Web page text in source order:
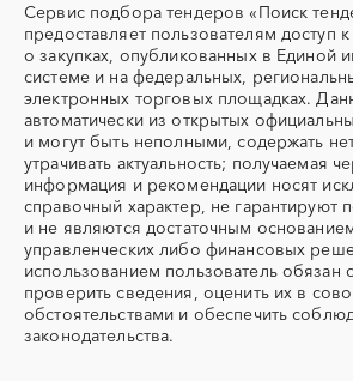
ТЭН
(Теплоэлектронагреватель)
УДС
УКПГ
ЯТЭК
Аварийные работы
Авиационные работы
Автобус
Автогрейдер
Автоматизация
Автомобильные весы
Автотранспорт
Адсорбенты
Сервис подбора тендеров «Поиск
предоставляет пользователям доступ
о закупках, опубликованных в Единой
системе и на федеральных,
электронных торговых площадках.
автоматически из открытых
и могут быть неполными, содержать
утрачивать актуальность; получаемая
информация и рекомендации носят
справочный характер, не гарантируют
и не являются достаточным
управленческих либо финансовых
использованием пользователь обязан
проверить сведения, оценить их в
обстоятельствами и обеспечить
законодательства.